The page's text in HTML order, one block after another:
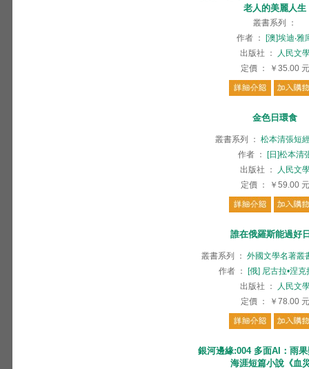
老人的美麗人生
叢書系列
：
作者 ：
[澳]埃迪‧雅
出版社
：
人民文
定價 ： ￥35.00 元
金色日環食
叢書系列 ： 松本清張短
作者 ：
[日]松本清
出版社
：
人民文
定價 ： ￥59.00 元
誰在俄羅斯能過好
叢書系列 ：
外國文學名著叢
作者 ：
[俄] 尼古拉•涅
出版社
：
人民文
定價 ： ￥78.00 元
銀河邊緣:004 多面AI：雨
海涯短篇小說《血